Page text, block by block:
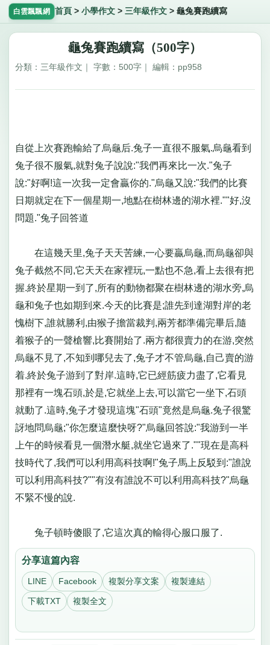
白雲飄飄網 首頁 > 小學作文> 三年級作文> 龜兔賽跑續寫
龜兔賽跑續寫（500字）
分類：三年級作文｜ 字數：500字｜ 編輯：pp958
自從上次賽跑輸給了烏龜后.兔子一直很不服氣.烏龜看到
兔子很不服氣,就對兔子說說:"我們再來比一次."兔子
說:"好啊!這一次我一定會贏你的."烏龜又說:"我們的比賽
日期就定在下一個星期一,地點在樹林邊的湖水裡.""好,沒
問題."兔子回答道
在這幾天里,兔子天天苦練,一心要贏烏龜,而烏龜卻與
兔子截然不同,它天天在家裡玩,一點也不急,看上去很有把
握.終於星期一到了,所有的動物都聚在樹林邊的湖水旁,烏
龜和兔子也如期到來.今天的比賽是;誰先到達湖對岸的老
愧樹下,誰就勝利,由猴子擔當裁判,兩芳都準備完畢后,隨
着猴子的一聲槍響,比賽開始了.兩方都很賣力的在游,突然
烏龜不見了,不知到哪兒去了,兔子才不管烏龜,自己賣的游
着.終於兔子游到了對岸.這時,它已經筋疲力盡了,它看見
那裡有一塊石頭,於是,它就坐上去,可以當它一坐下,石頭
就動了.這時,兔子才發現這塊"石頭"竟然是烏龜.兔子很驚
訝地問烏龜;"你怎麼這麼快呀?"烏龜回答說:"我游到一半
上午的時候看見一個潛水艇,就坐它過來了.""現在是高科
技時代了,我們可以利用高科技啊!"兔子馬上反駁到:"誰說
可以利用高科技?""有沒有誰說不可以利用高科技?"烏龜
不緊不慢的說.
兔子頓時傻眼了,它這次真的輸得心服口服了.
分享這篇內容
LINE Facebook 複製分享文案 複製連結
下載TXT 複製全文